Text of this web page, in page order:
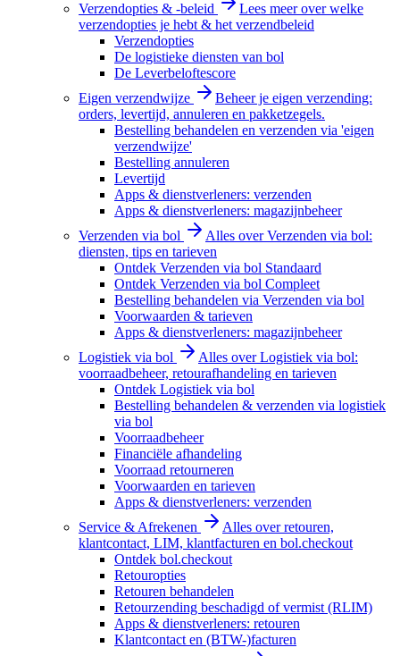
Verzendopties & -beleid
Lees meer over welke
verzendopties je hebt & het verzendbeleid
Verzendopties
De logistieke diensten van bol
De Leverbeloftescore
Eigen verzendwijze
Beheer je eigen verzending:
orders, levertijd, annuleren en pakketzegels.
Bestelling behandelen en verzenden via 'eigen
verzendwijze'
Bestelling annuleren
Levertijd
Apps & dienstverleners: verzenden
Apps & dienstverleners: magazijnbeheer
Verzenden via bol
Alles over Verzenden via bol:
diensten, tips en tarieven
Ontdek Verzenden via bol Standaard
Ontdek Verzenden via bol Compleet
Bestelling behandelen via Verzenden via bol
Voorwaarden & tarieven
Apps & dienstverleners: magazijnbeheer
Logistiek via bol
Alles over Logistiek via bol:
voorraadbeheer, retourafhandeling en tarieven
Ontdek Logistiek via bol
Bestelling behandelen & verzenden via logistiek
via bol
Voorraadbeheer
Financiële afhandeling
Voorraad retourneren
Voorwaarden en tarieven
Apps & dienstverleners: verzenden
Service & Afrekenen
Alles over retouren,
klantcontact, LIM, klantfacturen en bol.checkout
Ontdek bol.checkout
Retouropties
Retouren behandelen
Retourzending beschadigd of vermist (RLIM)
Apps & dienstverleners: retouren
Klantcontact en (BTW-)facturen